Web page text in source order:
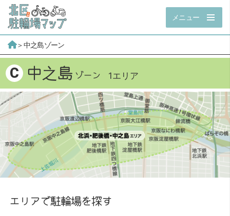
メニュー
＞中之島ゾーン
C 中之島 1エリア
エリアで駐輪場を探す